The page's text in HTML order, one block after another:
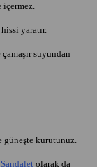
içermez.
yaratır.
suyundan
güneşte kurutunuz.
Sandaletolarak da